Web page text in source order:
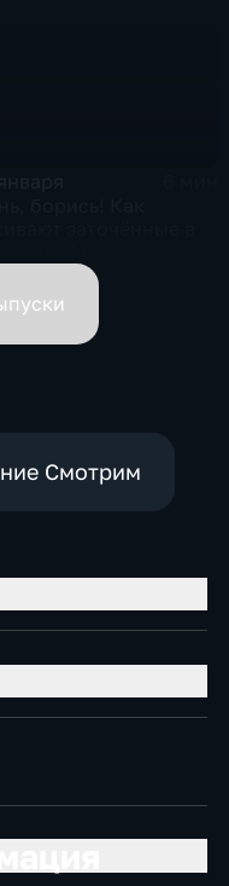
Смотрим